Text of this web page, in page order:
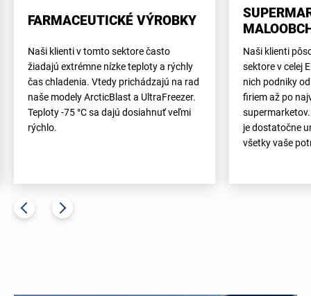
FARMACEUTICKÉ VÝROBKY
Naši klienti v tomto sektore často
žiadajú extrémne nízke teploty a rýchly
čas chladenia. Vtedy prichádzajú na rad
naše modely ArcticBlast a UltraFreezer.
Teploty -75 °C sa dajú dosiahnuť veľmi
rýchlo.
Naši klienti
sektore v celej
nich podniky
firiem až po
je dostatočne
všetky vaše